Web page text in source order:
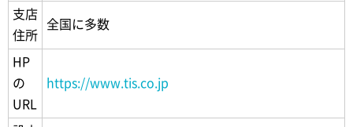
支店
住所
全国に多数
HP
の
URL
https://www.tis.co.jp